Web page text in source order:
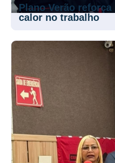
Plano Verão
calor no trabalho